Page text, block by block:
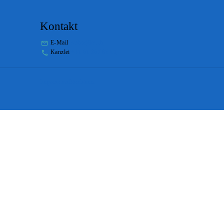
Kontakt
E-Mail
Kanzlei